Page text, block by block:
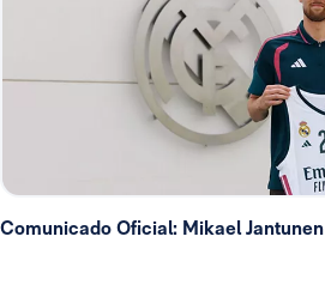
Comunicado Oficial: Mikael Jantunen